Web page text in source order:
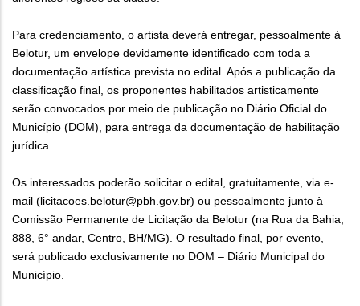
Para credenciamento, o artista deverá entregar, pessoalmente à
Belotur, um​ envelope​ devidamente identificado​ com toda​ a
documentação artística​ prevista no edital. Após a publicação da
classificação final, os proponentes habilitados artisticamente
serão convocados por meio de publicação no Diário Oficial do
Município (DOM), para entrega da documentação de habilitação
jurídica.
Os interessados poderão solicitar o edital, gratuitamente, via e-
mail (licitacoes.belotur@pbh.gov.br) ou pessoalmente junto à
Comissão Permanente de Licitação da Belotur (na Rua da Bahia,
888, 6° andar, Centro, BH/MG). O resultado final, por evento,
será publicado exclusivamente no DOM – Diário Municipal do
Município.